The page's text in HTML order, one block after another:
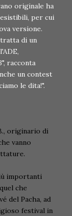
originale ha
per cui
versione.
tratta di un
racconta
un contest
le dita!".
originario di
vanno
importanti
che
del Pacha, ad
festival in